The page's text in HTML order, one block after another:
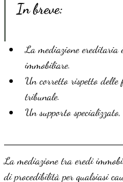
In breve:
La mediazione ereditaria
immobiliare.
Un corretto rispetto
tribunale.
Un supporto
La mediazione tra eredi
di procedibilità per qualsiasi